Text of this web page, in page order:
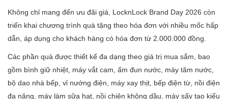
Không chỉ mang đến ưu đãi giá, LocknLock Brand Day 2026 còn
triển khai chương trình quà tặng theo hóa đơn với nhiều mốc hấp
dẫn, áp dụng cho khách hàng có hóa đơn từ 2.000.000 đồng.
Các phần quà được thiết kế đa dạng theo giá trị mua sắm, bao
gồm bình giữ nhiệt, máy vắt cam, ấm đun nước, máy tăm nước,
bộ dao nhà bếp, vỉ nướng điện, máy xay thịt, bếp điện từ, nồi điện
đa năng, máy làm sữa hạt, nồi chiên không dầu, máy sấy tạo kiểu